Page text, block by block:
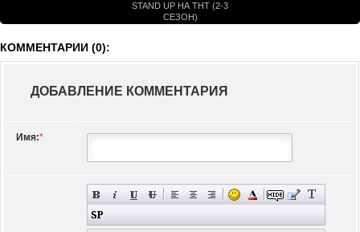
STAND UP НА ТНТ (2-3
СЕЗОН)
КОММЕНТАРИИ (0):
ДОБАВЛЕНИЕ КОММЕНТАРИЯ
Имя:*